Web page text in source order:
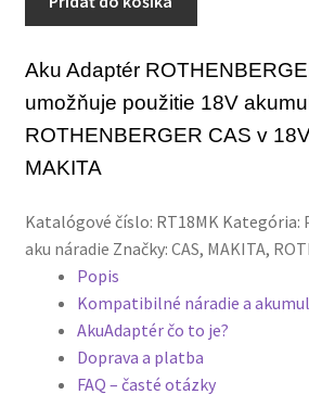
MAKITA
METABO
MILWAUKEE
PARKSIDE
RAPID
ROTHENBERGER
ROTHENBERGER
MAKITA
Aku Adaptér
umožňuje použitie 18V
ROTHENBERGER CAS v
MAKITA
Katalógové číslo: RT18MK Kategória:
aku náradie Značky: CAS, MAKITA,
Popis
Kompatibilné náradie a
AkuAdaptér čo to je?
Doprava a platba
FAQ – časté otázky